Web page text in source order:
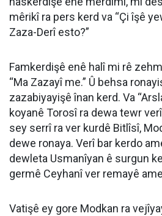
mêrikî ra pers kerd va “Çi îşê
Zaza-Derî esto?”
Famkerdişê enê halî mi rê
“Ma Zazayî me.” Û behsa
zazabiyayişê înan kerd. Va
koyanê Torosî ra dewa tewr
sey serrî ra ver kurdê Bitlîsî,
dewe ronaya. Verî bar kerdo
dewleta Usmanîyan ê surgun
germê Ceyhanî ver remayê
Vatişê ey gore Modkan ra